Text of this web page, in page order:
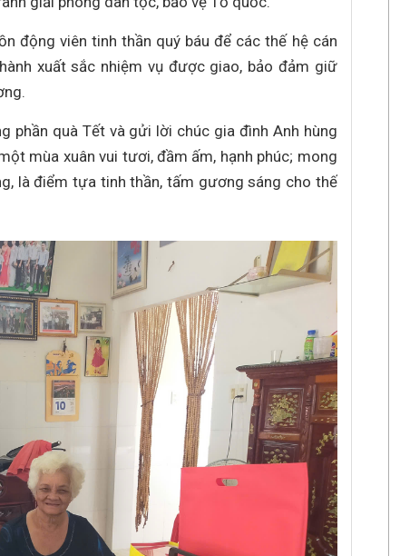
động viên tinh thần quý báu để các thế hệ cán
xuất sắc nhiệm vụ được giao, bảo đảm giữ
phần quà Tết và gửi lời chúc gia đình Anh hùng
mùa xuân vui tươi, đầm ấm, hạnh phúc; mong
là điểm tựa tinh thần, tấm gương sáng cho thế